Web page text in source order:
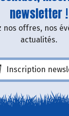
newsletter !
nos offres, nos
actualités.
Inscription